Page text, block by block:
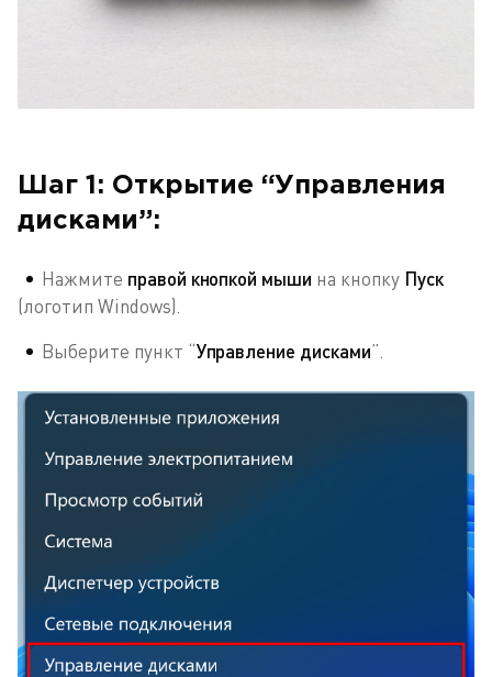
Шаг 1: Открытие “Управления
дисками”:
Нажмите правой кнопкой мыши на кнопку Пуск
(логотип Windows).
Выберите пункт “Управление дисками”.